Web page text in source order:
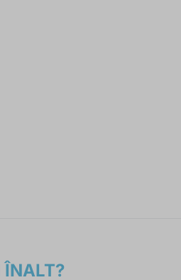
ÎNALT?